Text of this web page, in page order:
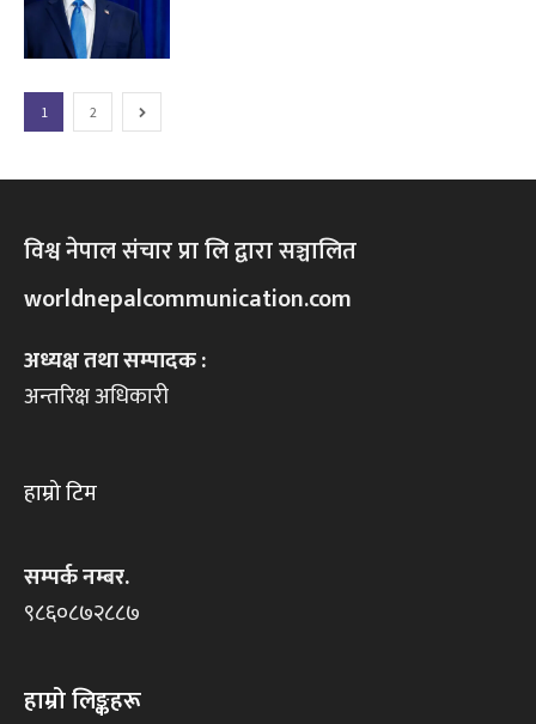
1 2
विश्व नेपाल संचार प्रा लि द्वारा सञ्चालित
worldnepalcommunication.com
अध्यक्ष तथा सम्पादक :
अन्तरिक्ष अधिकारी
हाम्रो टिम
सम्पर्क नम्बर.
९८६०८७२८८७
हाम्रो लिङ्कहरू